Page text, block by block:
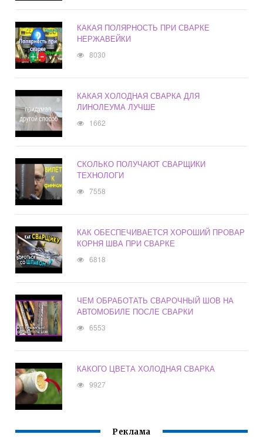
КАКАЯ ПОЛЯРНОСТЬ ПРИ СВАРКЕ
НЕРЖАВЕЙКИ
8030
КАКАЯ ХОЛОДНАЯ СВАРКА ДЛЯ
ЛИНОЛЕУМА ЛУЧШЕ
1662
СКОЛЬКО ПОЛУЧАЮТ СВАРЩИКИ
ТЕХНОЛОГИ
7558
КАК ОБЕСПЕЧИВАЕТСЯ ХОРОШИЙ ПРОВАР
КОРНЯ ШВА ПРИ СВАРКЕ
6818
ЧЕМ ОБРАБОТАТЬ СВАРОЧНЫЙ ШОВ НА
АВТОМОБИЛЕ ПОСЛЕ СВАРКИ
6553
КАКОГО ЦВЕТА ХОЛОДНАЯ СВАРКА
9927
Реклама